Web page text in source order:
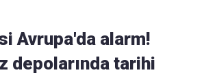
Avrupa'da alarm!
depolarında tarihi